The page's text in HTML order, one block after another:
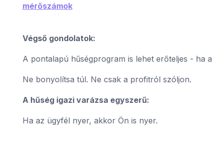
mérőszámok
Végső gondolatok:
A pontalapú hűségprogram is lehet erőteljes - ha a
Ne bonyolítsa túl. Ne csak a profitról szóljon.
A hűség igazi varázsa egyszerű:
Ha az ügyfél nyer, akkor Ön is nyer.